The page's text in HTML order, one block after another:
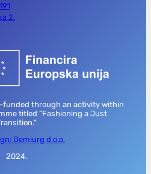
2,
funded through an activity within
titled “Fashioning a Just
Demiurg d.o.o.
2024.